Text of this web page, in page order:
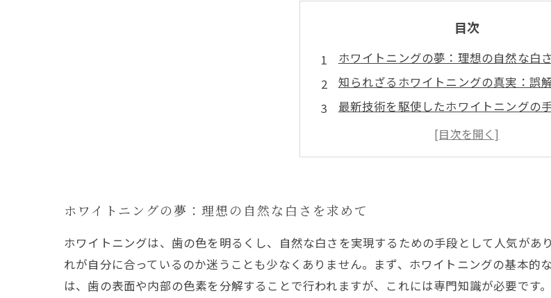
目次
ホワイトニングの夢：理想の自然な白
知られざるホワイトニングの真実：誤
最新技術を駆使したホワイトニングの
あなたに合ったホワイトニング選びのコ
美しい白い歯を持つためのアフターケ
理想の自然な白さを実現するホワイトニ
ホワイトニングの夢：理想の自然な白さを求めて
ホワイトニングは、歯の色を明るくし、自然な白さを実現するための手段として人気が
れが自分に合っているのか迷うことも少なくありません。まず、ホワイトニングの基本的
は、歯の表面や内部の色素を分解することで行われますが、これには専門知識が必要です